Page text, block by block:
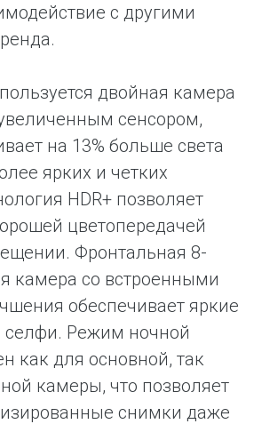
с другими
двойная камера
сенсором,
на 13% больше света
ярких и четких
HDR+ позволяет
цветопередачей
Фронтальная 8-
камера со встроенными
обеспечивает яркие
селфи. Режим ночной
как для основной, так
камеры, что позволяет
снимки даже